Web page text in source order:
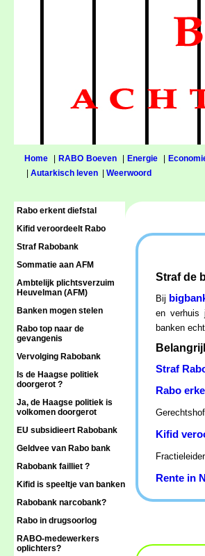
Home RABO Boeven| Energie|
Autarkisch leven Weerwoord
Straf de
Bij
en verhuis
banken
Straf
Rabo
Kifid
Rente in
Rabo erkent diefstal
Kifid veroordeelt Rabo
Straf Rabobank
Sommatie aan AFM
Ambtelijk plichtsverzuim
Heuvelman (AFM)
Banken mogen stelen
Rabo top naar de
gevangenis
Vervolging Rabobank
Is de Haagse politiek
doorgerot ?
Ja, de Haagse politiek is
volkomen doorgerot
EU subsidieert Rabobank
Geldvee van Rabo bank
Rabobank failliet ?
Kifid is speeltje van banken
Rabobank narcobank?
Rabo in drugsoorlog
RABO-medewerkers
oplichters?